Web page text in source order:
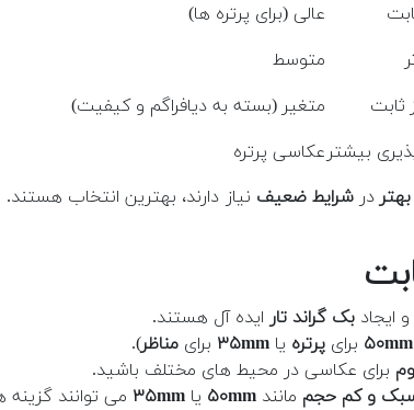
عالی (برای پرتره ها)
متوسط
ثابت
متغیر (بسته به دیافراگم و کیفیت)
بیشتر عکاسی پرتره
درشرایط ضعیف نیاز دارند، بهترین انتخاب
و ایجاد بک گراند تار ایده آل هستند.
۵۰mm برای پرتره یا ۳۵mm برای مناظر).
برای عکاسی در محیط های مختلف باشید.
و کم حجم مانند ۵۰mm یا ۳۵mm می توانند